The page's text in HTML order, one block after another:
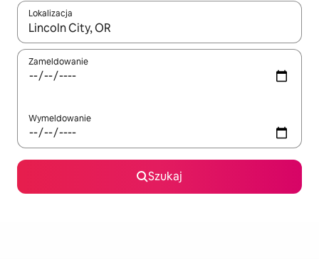
Lokalizacja
Gdy wyniki będą dostępne, możesz poruszać się po nich za
Zameldowanie
Wymeldowanie
Szukaj